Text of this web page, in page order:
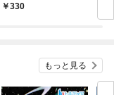
330
もっと見る